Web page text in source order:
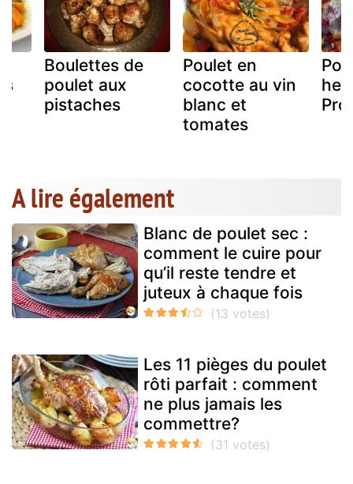
Boulettes de
poulet aux
pistaches
Poulet en
cocotte au vin
blanc et
tomates
A lire également
Blanc de poulet sec :
comment le cuire pour
qu’il reste tendre et
juteux à chaque fois
Les 11 pièges du poulet
rôti parfait : comment
ne plus jamais les
commettre?